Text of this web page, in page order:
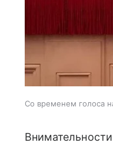
Со временем голоса